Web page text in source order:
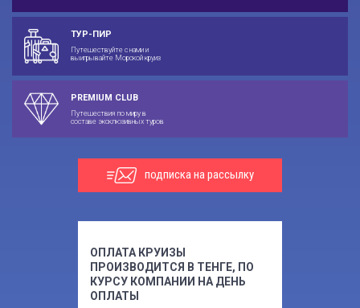
ТУР-ПИР
Путешествуйте с нами и
выигрывайте Морской круиз
PREMIUM CLUB
Путешествия по миру в
составе эксклюзивных туров
подписка на рассылку
ОПЛАТА КРУИЗЫ
ПРОИЗВОДИТСЯ В ТЕНГЕ, ПО
КУРСУ КОМПАНИИ НА ДЕНЬ
ОПЛАТЫ